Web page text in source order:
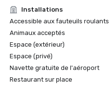
Installations
Accessible aux fauteuils roulants
Animaux acceptés
Espace (extérieur)
Espace (privé)
Navette gratuite de l'aéroport
Restaurant sur place